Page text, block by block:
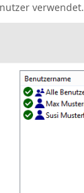
verwendet.